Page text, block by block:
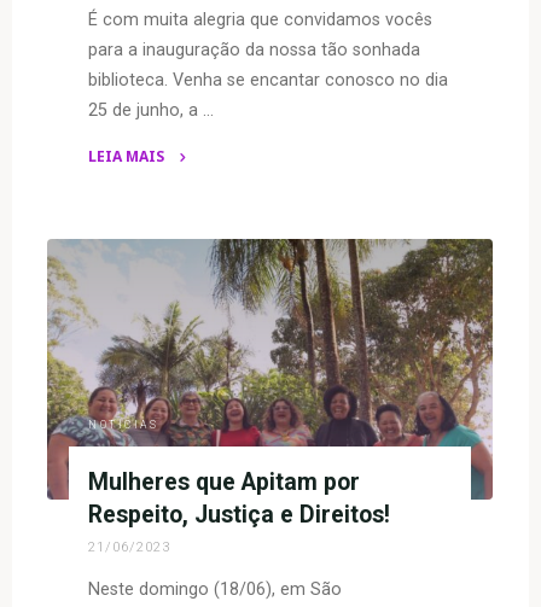
o
Brasil"
É com muita alegria que convidamos vocês
para a inauguração da nossa tão sonhada
biblioteca. Venha se encantar conosco no dia
25 de junho, a …
LEIA MAIS
conosco
inauguração
da
Biblioteca
do
Centro
da
Mulher
Lalá!"
NOTÍCIAS
Mulheres que Apitam por
Respeito, Justiça e Direitos!
21/06/2023
Neste domingo (18/06), em São